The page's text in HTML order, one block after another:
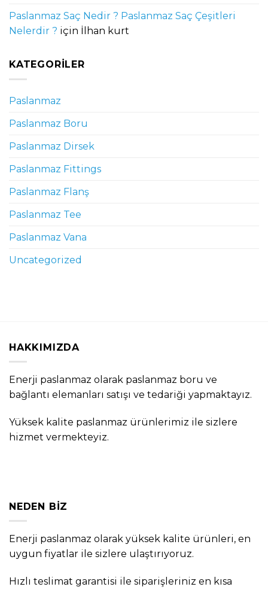
Paslanmaz Saç Nedir ? Paslanmaz Saç Çeşitleri
Nelerdir ? için İlhan kurt
KATEGORILER
Paslanmaz
Paslanmaz Boru
Paslanmaz Dirsek
Paslanmaz Fittings
Paslanmaz Flanş
Paslanmaz Tee
Paslanmaz Vana
Uncategorized
HAKKIMIZDA
Enerji paslanmaz olarak paslanmaz boru ve
bağlantı elemanları satışı ve tedariği yapmaktayız.
Yüksek kalite paslanmaz ürünlerimiz ile sizlere
hizmet vermekteyiz.
NEDEN BIZ
Enerji paslanmaz olarak yüksek kalite ürünleri, en
uygun fiyatlar ile sizlere ulaştırıyoruz.
Hızlı teslimat garantisi ile siparişleriniz en kısa